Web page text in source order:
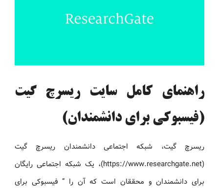
راهنمای کامل سایت ریسرچ گیت
(فیسبوکی برای دانشمندان)
ریسرچ ‏گیت، شبکه اجتماعی دانشمندان ریسرچ ‏گیت
(https://www.researchgate.net)، یک شبکه اجتماعی رایگان
برای دانشمندان و محققان است که آن را ” ‏فیسبوکی برای